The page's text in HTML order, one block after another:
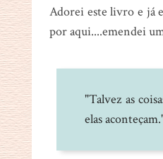
Adorei este livro e já
por aqui....emendei
"Talvez as
elas